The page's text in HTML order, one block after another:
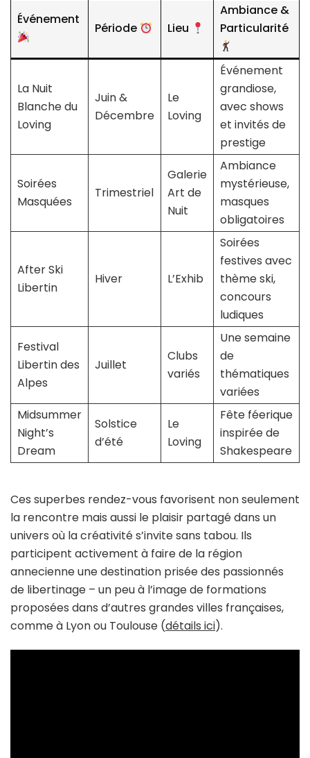
Événement
Période Lieu
Ambiance &
Particularité
La Nuit
Blanche du
Loving
Juin &
Décembre
Le
Loving
Événement
grandiose,
avec shows
et invités de
prestige
Soirées
Masquées
Trimestriel
Galerie
Art de
Nuit
Ambiance
mystérieuse,
masques
obligatoires
After Ski
Libertin
Hiver L’Exhib
Soirées
festives avec
thème ski,
concours
ludiques
Festival
Libertin des
Alpes
Juillet
Clubs
variés
Une semaine
de
thématiques
variées
Midsummer
Night’s
Dream
Solstice
d’été
Le
Loving
Fête féerique
inspirée de
Shakespeare
Ces superbes rendez-vous favorisent non seulement
la rencontre mais aussi le plaisir partagé dans un
univers où la créativité s’invite sans tabou. Ils
participent activement à faire de la région
annecienne une destination prisée des passionnés
de libertinage – un peu à l’image de formations
proposées dans d’autres grandes villes françaises,
comme à Lyon ou Toulouse (détails ici).